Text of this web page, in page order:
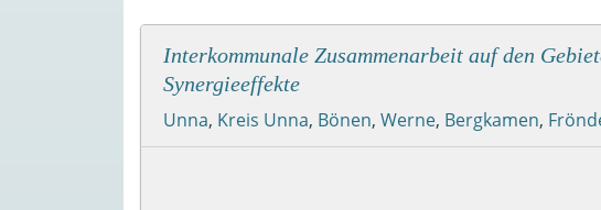
Interkommunale Zusammenarbeit auf den
Synergieeffekte
Unna, Kreis Unna, Bönen, Werne, Bergkamen,